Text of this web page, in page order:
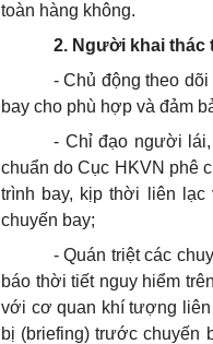
toàn hàng không.
2. Người khai thác
- Chủ động theo dõi
bay cho phù hợp và đảm b
- Chỉ đạo người
chuẩn do Cục HKVN phê
trình bay, kịp thời liên
chuyến bay;
- Quán triệt các
báo thời tiết nguy hiểm trê
với cơ quan khí tượng
bị (briefing) trước chuyến